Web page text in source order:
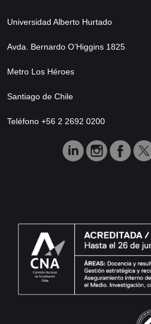
Universidad Alberto Hurtado
Avda. Bernardo O’Higgins 1825
Metro Los Héroes
Santiago de Chile
Teléfono +56 2 2692 0200